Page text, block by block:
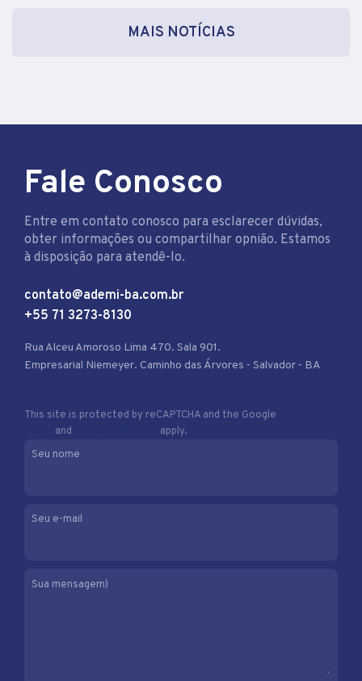
MAIS NOTÍCIAS
Fale Conosco
Entre em contato conosco para esclarecer dúvidas,
obter informações ou compartilhar opnião. Estamos
à disposição para atendê-lo.
contato@ademi-ba.com.br
+55 71 3273-8130
Rua Alceu Amoroso Lima 470. Sala 901.
Empresarial Niemeyer. Caminho das Árvores - Salvador - BA
This site is protected by reCAPTCHA and the Google
and
apply.
Seu nome
Seu e-mail
Sua mensagem)